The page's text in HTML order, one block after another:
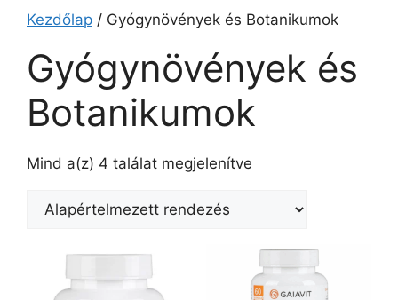
Kezdőlap / Gyógynövények és Botanikumok
Gyógynövények és
Botanikumok
Mind a(z) 4 találat megjelenítve